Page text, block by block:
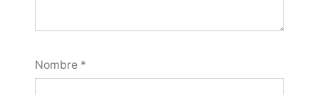
Nombre *